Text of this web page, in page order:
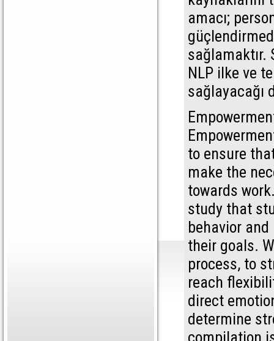
amacı;
sağlamaktır.
NLP ilke ve
sağlayacağı
to ensure
make the
towards
study that
behavior
their goals.
process, to
reach
direct
determine
compilation